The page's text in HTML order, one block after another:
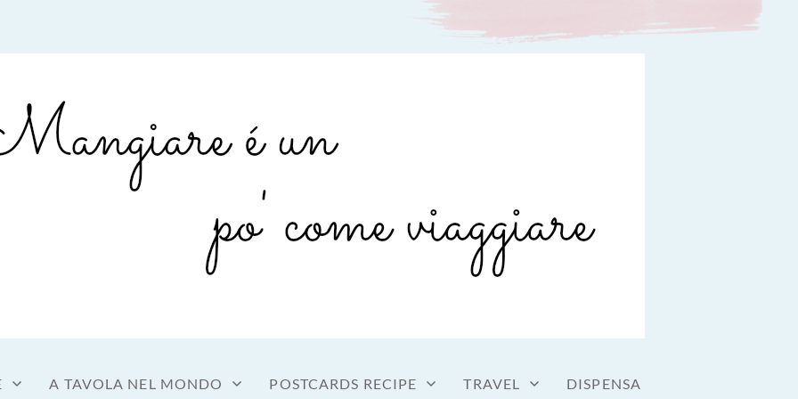
A TAVOLA NEL MONDO POSTCARDS RECIPE TRAVEL DISPENSA